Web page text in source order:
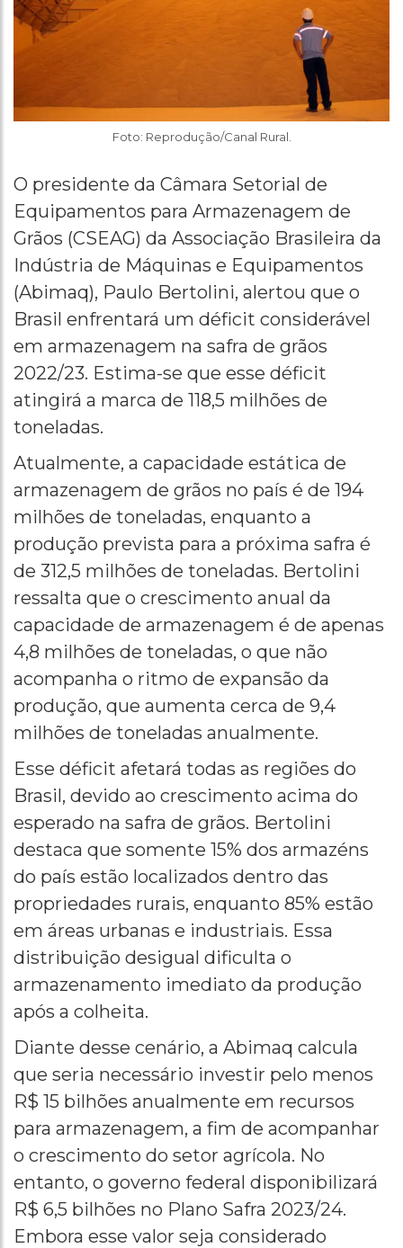
Foto: Reprodução/Canal Rural.
O presidente da Câmara Setorial de
Equipamentos para Armazenagem de
Grãos (CSEAG) da Associação Brasileira da
Indústria de Máquinas e Equipamentos
(Abimaq), Paulo Bertolini, alertou que o
Brasil enfrentará um déficit considerável
em armazenagem na safra de grãos
2022/23. Estima-se que esse déficit
atingirá a marca de 118,5 milhões de
toneladas.
Atualmente, a capacidade estática de
armazenagem de grãos no país é de 194
milhões de toneladas, enquanto a
produção prevista para a próxima safra é
de 312,5 milhões de toneladas. Bertolini
ressalta que o crescimento anual da
capacidade de armazenagem é de apenas
4,8 milhões de toneladas, o que não
acompanha o ritmo de expansão da
produção, que aumenta cerca de 9,4
milhões de toneladas anualmente.
Esse déficit afetará todas as regiões do
Brasil, devido ao crescimento acima do
esperado na safra de grãos. Bertolini
destaca que somente 15% dos armazéns
do país estão localizados dentro das
propriedades rurais, enquanto 85% estão
em áreas urbanas e industriais. Essa
distribuição desigual dificulta o
armazenamento imediato da produção
após a colheita.
Diante desse cenário, a Abimaq calcula
que seria necessário investir pelo menos
R$ 15 bilhões anualmente em recursos
para armazenagem, a fim de acompanhar
o crescimento do setor agrícola. No
entanto, o governo federal disponibilizará
R$ 6,5 bilhões no Plano Safra 2023/24.
Embora esse valor seja considerado